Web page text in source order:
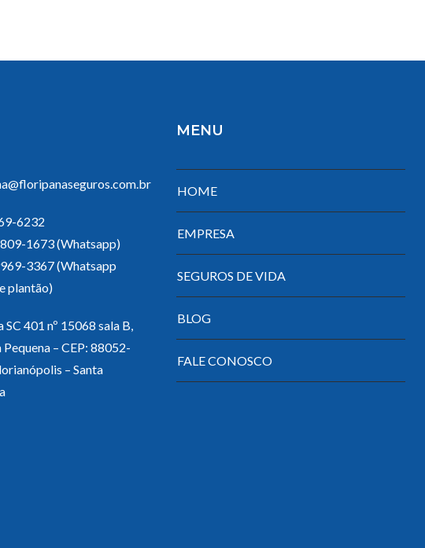
6232
1673 (Whatsapp)
3367 (Whatsapp
plantão)
SC 401 nº 15068 sala B,
– CEP: 88052-
– Santa
MENU
HOME
EMPRESA
SEGUROS DE VIDA
BLOG
FALE CONOSCO